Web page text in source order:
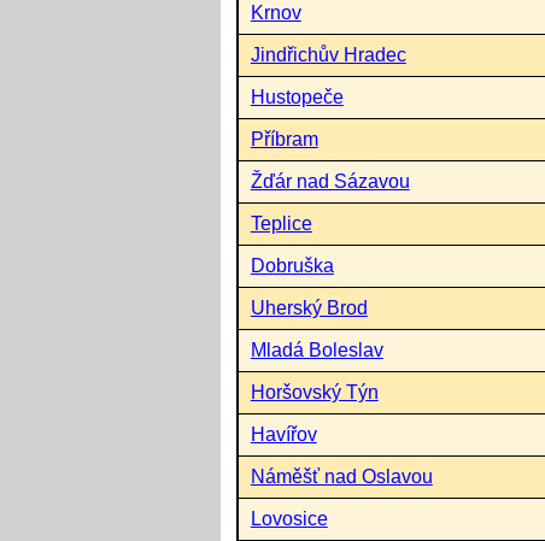
Krnov
Jindřichův Hradec
Hustopeče
Příbram
Žďár nad Sázavou
Teplice
Dobruška
Uherský Brod
Mladá Boleslav
Horšovský Týn
Havířov
Náměšť nad Oslavou
Lovosice